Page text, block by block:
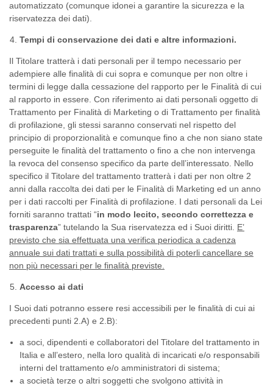
automatizzato (comunque idonei a garantire la sicurezza e la
riservatezza dei dati).
Tempi di conservazione dei dati e altre informazioni.
Il Titolare tratterà i dati personali per il tempo necessario per
adempiere alle finalità di cui sopra e comunque per non oltre i
termini di legge dalla cessazione del rapporto per le Finalità di cui
al rapporto in essere. Con riferimento ai dati personali oggetto di
Trattamento per Finalità di Marketing o di Trattamento per finalità
di profilazione, gli stessi saranno conservati nel rispetto del
principio di proporzionalità e comunque fino a che non siano state
perseguite le finalità del trattamento o fino a che non intervenga
la revoca del consenso specifico da parte dell’interessato. Nello
specifico il Titolare del trattamento tratterà i dati per non oltre 2
anni dalla raccolta dei dati per le Finalità di Marketing ed un anno
per i dati raccolti per Finalità di profilazione. I dati personali da Lei
forniti saranno trattati “in modo lecito, secondo correttezza e
trasparenza” tutelando la Sua riservatezza ed i Suoi diritti. E’
previsto che sia effettuata una verifica periodica a cadenza
annuale sui dati trattati e sulla possibilità di poterli cancellare se
non più necessari per le finalità previste.
Accesso ai dati
I Suoi dati potranno essere resi accessibili per le finalità di cui ai
precedenti punti 2.A) e 2.B):
a soci, dipendenti e collaboratori del Titolare del trattamento in
Italia e all’estero, nella loro qualità di incaricati e/o responsabili
interni del trattamento e/o amministratori di sistema;
a società terze o altri soggetti che svolgono attività in